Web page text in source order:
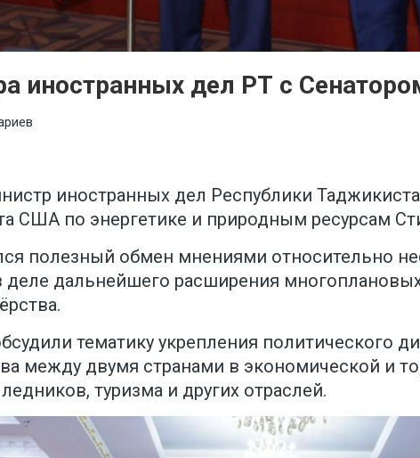
иностранных дел РТ с
иностранных дел Республики
США по энергетике и природным ресурсам
полезный обмен мнениями относительно
деле дальнейшего расширения
тематику укрепления политического
между двумя странами в экономической и
туризма и других отраслей.